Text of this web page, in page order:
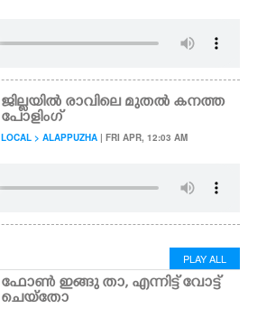
ജില്ലയിൽ രാവിലെ മുതൽ കനത്ത
പോളിംഗ്
LOCAL > ALAPPUZHA | FRI APR, 12:03 AM
PLAY ALL
ഫോൺ ഇങ്ങു താ, എന്നി​ട്ട് വോട്ട്
ചെയ്തോ